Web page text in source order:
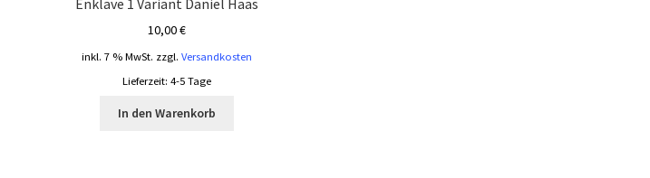
10,00€
inkl. 7 % MwSt. zzgl. Versandkosten
Lieferzeit: 4-5 Tage
In den Warenkorb